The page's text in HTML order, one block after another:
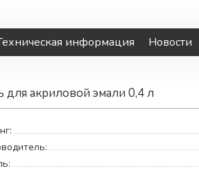
информация Новости
для акриловой эмали 0,4 л